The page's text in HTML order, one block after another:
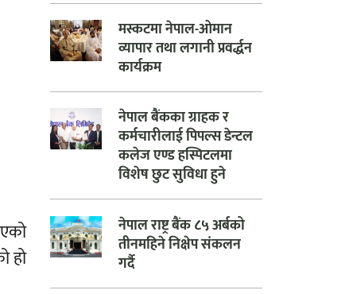
हो
मस्कटमा नेपाल-ओमान
व्यापार तथा लगानी प्रवर्द्धन
कार्यक्रम
नेपाल बैंकका ग्राहक र
कर्मचारीलाई पिपल्स डेन्टल
कलेज एण्ड हस्पिटलमा
विशेष छुट सुविधा हुने
नेपाल राष्ट्र बैंक ८५ अर्बको
तीनमहिने निक्षेप संकलन
गर्दै